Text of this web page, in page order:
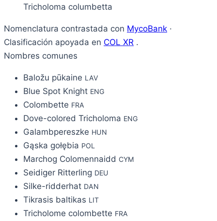
Tricholoma columbetta
Nomenclatura contrastada con MycoBank ·
Clasificación apoyada en COL XR .
Nombres comunes
Baložu pūkaine LAV
Blue Spot Knight ENG
Colombette FRA
Dove-colored Tricholoma ENG
Galambpereszke HUN
Gąska gołębia POL
Marchog Colomennaidd CYM
Seidiger Ritterling DEU
Silke-ridderhat DAN
Tikrasis baltikas LIT
Tricholome colombette FRA